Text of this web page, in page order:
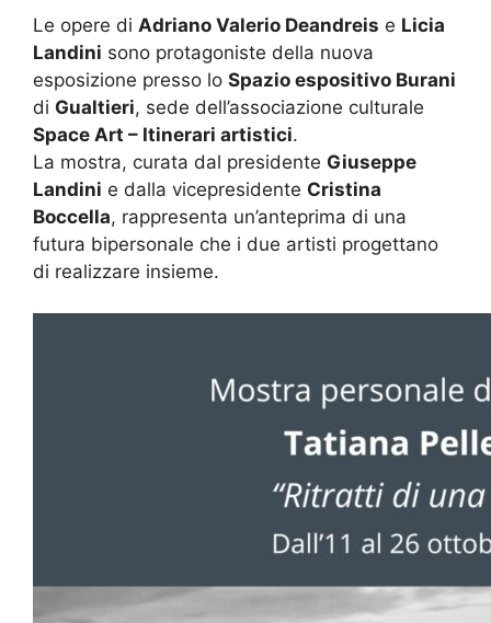
Le opere di Adriano Valerio Deandreis e Licia
Landini sono protagoniste della nuova
esposizione presso lo Spazio espositivo Burani
di Gualtieri, sede dell’associazione culturale
Space Art – Itinerari artistici.
La mostra, curata dal presidente Giuseppe
Landini e dalla vicepresidente Cristina
Boccella, rappresenta un’anteprima di una
futura bipersonale che i due artisti progettano
di realizzare insieme.